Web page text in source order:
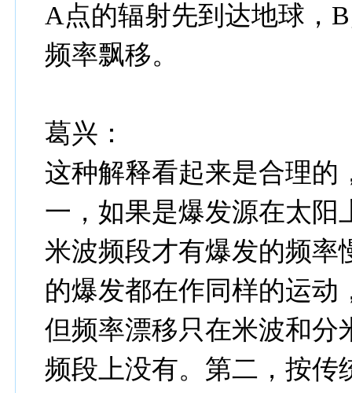
A点的辐射先到达地球，
频率飘移。
葛兴：
这种解释看起来是合理的
一，如果是爆发源在太阳
米波频段才有爆发的频率
的爆发都在作同样的运动
但频率漂移只在米波和分
频段上没有。第二，按传